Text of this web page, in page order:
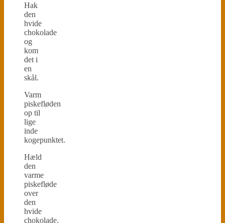
Hak
den
hvide
chokolade
og
kom
det i
en
skål.
Varm
piskefløden
op til
lige
inde
kogepunktet.
Hæld
den
varme
piskefløde
over
den
hvide
chokolade,